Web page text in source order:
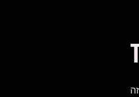
בין 12 ל 16 עוז, זה